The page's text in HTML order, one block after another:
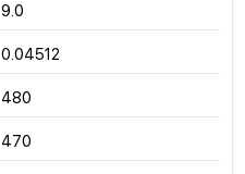
9.0
0.04512
480
470